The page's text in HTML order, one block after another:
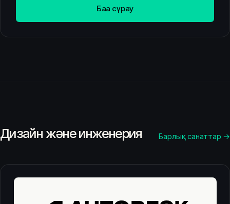
Баға сұрау
Дизайн және инженерия Барлық санаттар →